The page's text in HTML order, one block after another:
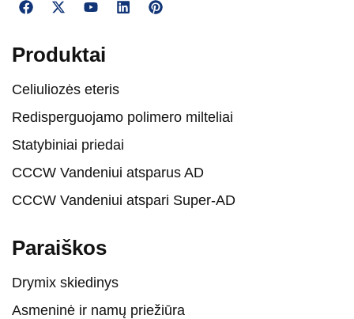
Produktai
Celiuliozės eteris
Redisperguojamo polimero milteliai
Statybiniai priedai
CCCW Vandeniui atsparus AD
CCCW Vandeniui atspari Super-AD
Paraiškos
Drymix skiedinys
Asmeninė ir namų priežiūra